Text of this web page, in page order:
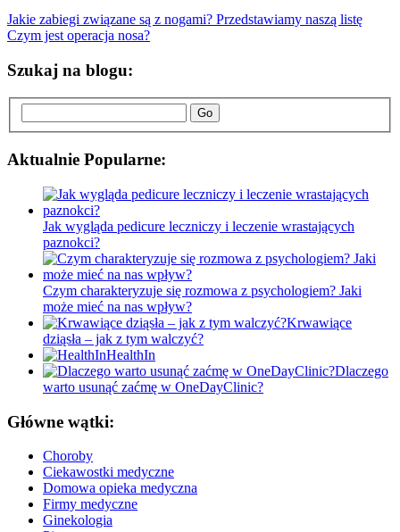
Jakie zabiegi związane są z nogami? Przedstawiamy naszą listę
Czym jest operacja nosa?
Szukaj na blogu:
Go
Aktualnie Popularne:
Jak wygląda pedicure leczniczy i leczenie wrastających
paznokci?
Czym charakteryzuje się rozmowa z psychologiem? Jaki
może mieć na nas wpływ?
Krwawiące
dziąsła – jak z tym walczyć?
HealthIn
Dlaczego
warto usunąć zaćmę w OneDayClinic?
Główne wątki:
Choroby
Ciekawostki medyczne
Domowa opieka medyczna
Firmy medyczne
Ginekologia